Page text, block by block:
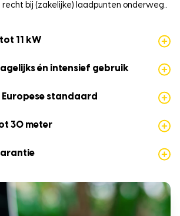
bij (zakelijke) laadpunten onderweg..
11 kW
én intensief gebruik
Europese standaard
30 meter